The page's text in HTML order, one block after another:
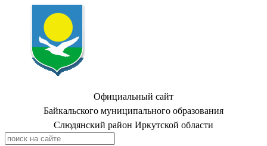
Официальный сайт
Байкальского муниципального образования
Слюдянский район Иркутской области